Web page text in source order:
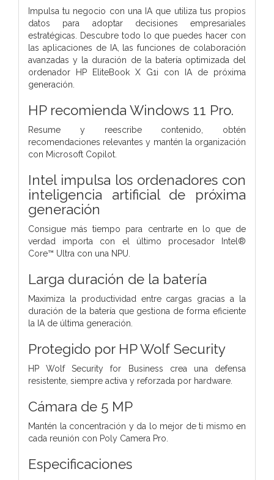
Impulsa tu negocio con una IA que utiliza tus propios
datos para adoptar decisiones empresariales
estratégicas. Descubre todo lo que puedes hacer con
las aplicaciones de IA, las funciones de colaboración
avanzadas y la duración de la batería optimizada del
ordenador HP EliteBook X G1i con IA de próxima
generación.
HP recomienda Windows 11 Pro.
Resume y reescribe contenido, obtén
recomendaciones relevantes y mantén la organización
con Microsoft Copilot.
Intel impulsa los ordenadores con
inteligencia artificial de próxima
generación
Consigue más tiempo para centrarte en lo que de
verdad importa con el último procesador Intel®
Core™ Ultra con una NPU.
Larga duración de la batería
Maximiza la productividad entre cargas gracias a la
duración de la batería que gestiona de forma eficiente
la IA de última generación.
Protegido por HP Wolf Security
HP Wolf Security for Business crea una defensa
resistente, siempre activa y reforzada por hardware.
Cámara de 5 MP
Mantén la concentración y da lo mejor de ti mismo en
cada reunión con Poly Camera Pro.
Especificaciones